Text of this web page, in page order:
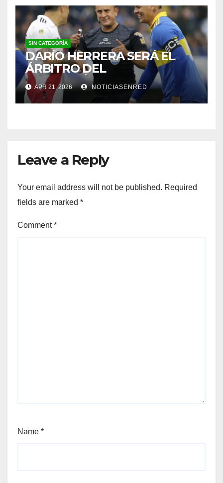
SIN CATEGORÍA
DARÍO HERRERA SERÁ EL
ÁRBITRO DEL
SUPERCLÁSICO EN EL
MONUMENTAL
APR 21, 2026 NOTICIASENRED
Leave a Reply
Your email address will not be published. Required
fields are marked *
Comment*
Name *